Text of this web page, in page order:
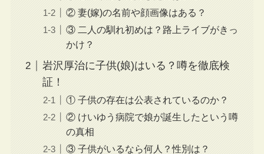
② 妻(嫁)の名前や顔画像はある？
③ 二人の馴れ初めは？路上ライブがきっ
かけ？
岩沢厚治に子供(娘)はいる？噂を徹底検
証！
① 子供の存在は公表されているのか？
② けいゆう病院で娘が誕生したという噂
の真相
③ 子供がいるなら何人？性別は？